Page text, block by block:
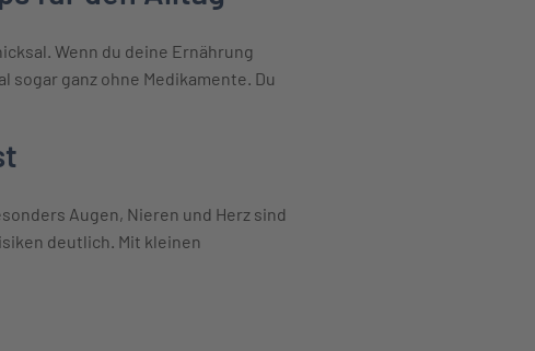
Wenn du deine Ernährung
ganz ohne Medikamente. Du
Augen, Nieren und Herz sind
deutlich. Mit kleinen